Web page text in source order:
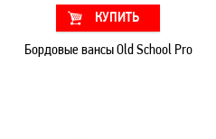
Бордовые вансы Old School Pro